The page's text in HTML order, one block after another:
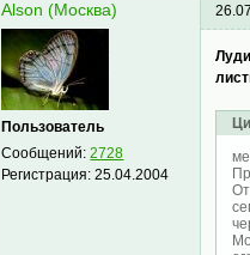
Alson (Москва)
Пользователь
Сообщений:2728
Регистрация:25.04.2004